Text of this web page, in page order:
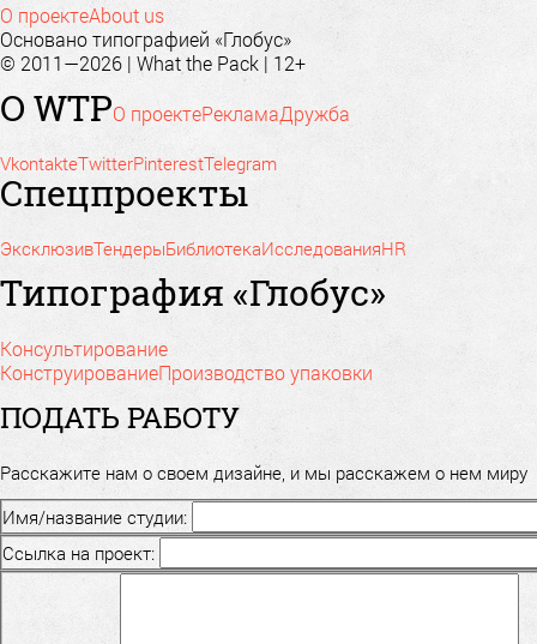
О проектеAbout us
Основано типографией «Глобус»
© 2011—2026 | What the Pack | 12+
О WTPО проектеРекламаДружба
VkontakteTwitterPinterestTelegram
Спецпроекты
ЭксклюзивТендерыБиблиотекаИсследованияHR
Типография «Глобус»
Консультирование
КонструированиеПроизводство упаковки
ПОДАТЬ РАБОТУ
Расскажите нам о своем дизайне, и мы расскажем о нем миру
Имя/название студии:
Ссылка на проект: